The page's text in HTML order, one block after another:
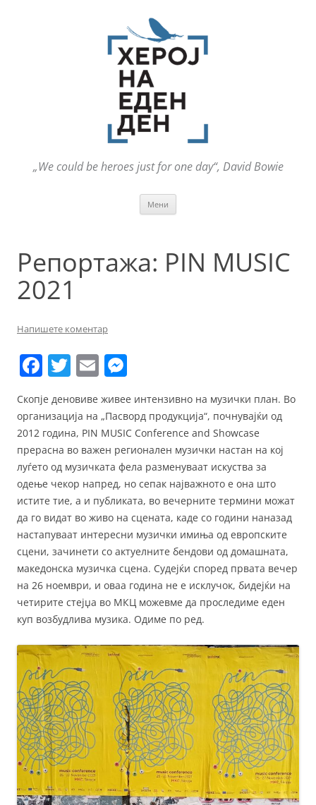
„We could be heroes just for one day“, David Bowie
Мени
Репортажа: PIN MUSIC
2021
Напишете коментар
F
c
e
b
o
o
k
T
itt
er
E
ai
l
ss
e
n
g
er
Скопје деновиве живее интензивно на музички план. Во
организација на „Пасворд продукција“, почнувајќи од
2012 година, PIN MUSIC Conference and Showcase
прерасна во важен регионален музички настан на кој
луѓето од музичката фела разменуваат искуства за
одење чекор напред, но сепак најважното е она што
истите тие, а и публиката, во вечерните термини можат
да го видат во живо на сцената, каде со години наназад
настапуваат интересни музички имиња од европските
сцени, зачинети со актуелните бендови од домашната,
македонска музичка сцена. Судејќи според првата вечер
на 26 ноември, и оваа година не е исклучок, бидејќи на
четирите стејџа во МКЦ можевме да проследиме еден
куп возбудлива музика. Одиме по ред.